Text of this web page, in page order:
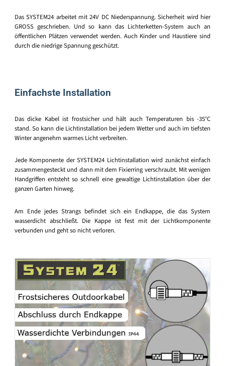
Das SYSTEM24 arbeitet mit 24V DC Niederspannung. Sicherheit wird hier
GROSS geschrieben. Und so kann das Lichterketten-System auch an
öffentlichen Plätzen verwendet werden. Auch Kinder und Haustiere sind
durch die niedrige Spannung geschützt.
Einfachste Installation
Das dicke Kabel ist frostsicher und hält auch Temperaturen bis -35°C
stand. So kann die Lichtinstallation bei jedem Wetter und auch im tiefsten
Winter angenehm warmes Licht verbreiten.
Jede Komponente der SYSTEM24 Lichtinstallation wird zunächst einfach
zusammengesteckt und dann mit dem Fixierring verschraubt. Mit wenigen
Handgriffen entsteht so schnell eine gewaltige Lichtinstallation über der
ganzen Garten hinweg.
Am Ende jedes Strangs befindet sich ein Endkappe, die das System
wasserdicht abschließt. Die Kappe ist fest mit der Lichtkomponente
verbunden und geht so nicht verloren.